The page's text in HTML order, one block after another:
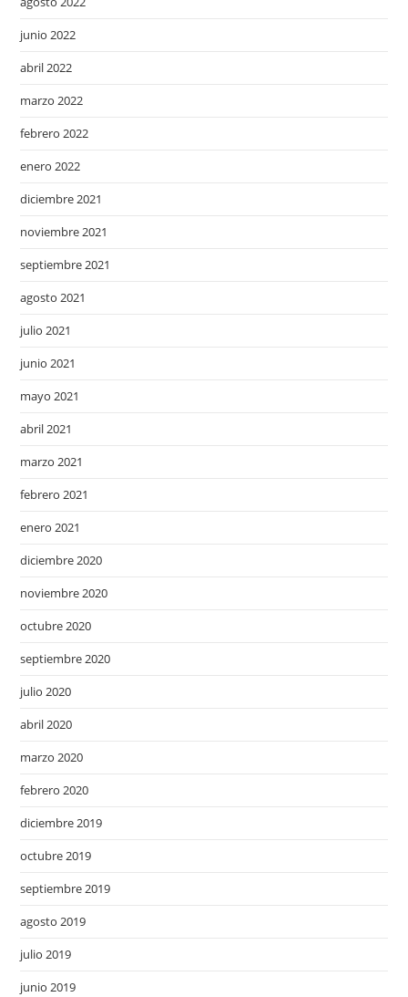
junio 2022
abril 2022
marzo 2022
febrero 2022
enero 2022
diciembre 2021
noviembre 2021
septiembre 2021
agosto 2021
julio 2021
junio 2021
mayo 2021
abril 2021
marzo 2021
febrero 2021
enero 2021
diciembre 2020
noviembre 2020
octubre 2020
septiembre 2020
julio 2020
abril 2020
marzo 2020
febrero 2020
diciembre 2019
octubre 2019
septiembre 2019
agosto 2019
julio 2019
junio 2019